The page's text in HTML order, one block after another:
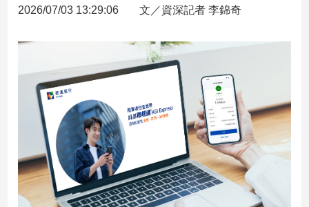
新
品
2026/07/03 13:29:06 文／資深記者 李錦奇